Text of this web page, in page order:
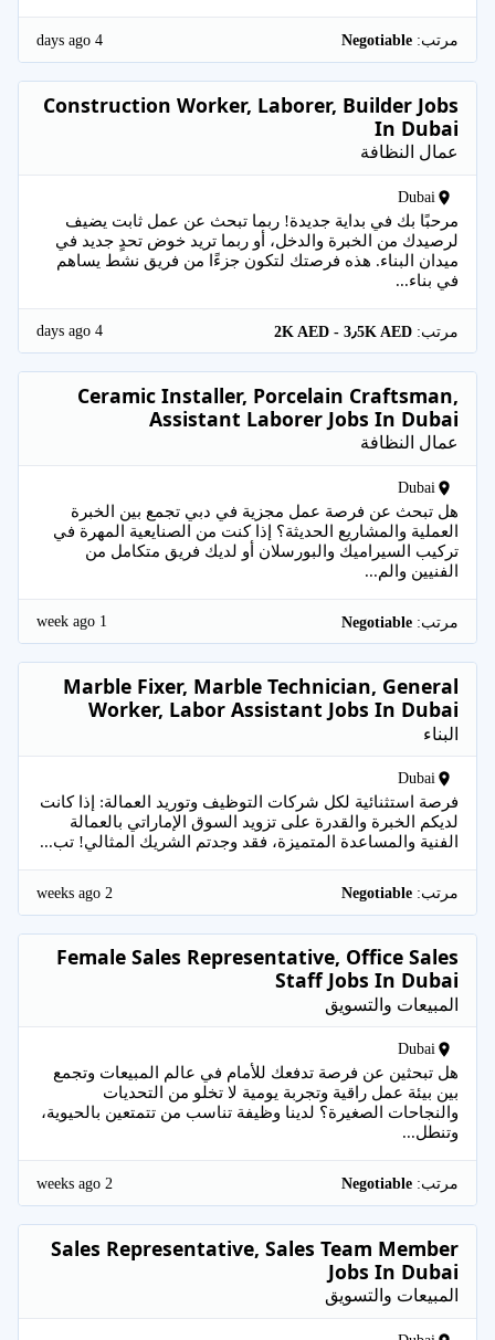
مرتب: 4 days ago
Construction Worker, Laborer, Builder Jobs
In Dubai
عمال النظافة
Dubai
مرحبًا بك في بداية جديدة! ربما تبحث عن عمل ثابت يضيف
لرصيدك من الخبرة والدخل، أو ربما تريد خوض تحدٍ جديد في
ميدان البناء. هذه فرصتك لتكون جزءًا من فريق نشط يساهم
في بناء...
مرتب: 4 days ago
Ceramic Installer, Porcelain Craftsman,
Assistant Laborer Jobs In Dubai
عمال النظافة
Dubai
هل تبحث عن فرصة عمل مجزية في دبي تجمع بين الخبرة
العملية والمشاريع الحديثة؟ إذا كنت من الصنايعية المهرة في
تركيب السيراميك والبورسلان أو لديك فريق متكامل من
الفنيين والم...
مرتب: 1 week ago
Marble Fixer, Marble Technician, General
Worker, Labor Assistant Jobs In Dubai
البناء
Dubai
فرصة استثنائية لكل شركات التوظيف وتوريد العمالة: إذا كانت
لديكم الخبرة والقدرة على تزويد السوق الإماراتي بالعمالة
الفنية والمساعدة المتميزة، فقد وجدتم الشريك المثالي! تب...
مرتب: 2 weeks ago
Female Sales Representative, Office Sales
Staff Jobs In Dubai
المبيعات والتسويق
Dubai
هل تبحثين عن فرصة تدفعك للأمام في عالم المبيعات وتجمع
بين بيئة عمل راقية وتجربة يومية لا تخلو من التحديات
والنجاحات الصغيرة؟ لدينا وظيفة تناسب من تتمتعين بالحيوية،
وتنطل...
مرتب: 2 weeks ago
Sales Representative, Sales Team Member
Jobs In Dubai
المبيعات والتسويق